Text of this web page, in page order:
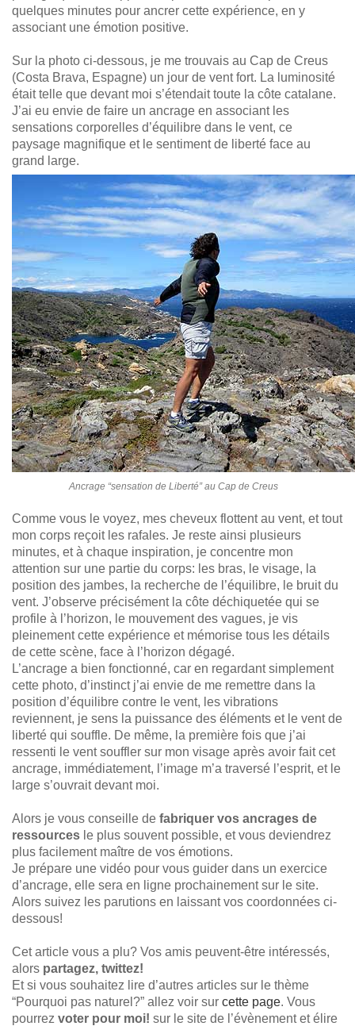
quelques minutes pour ancrer cette expérience, en y
associant une émotion positive.
Sur la photo ci-dessous, je me trouvais au Cap de Creus
(Costa Brava, Espagne) un jour de vent fort. La luminosité
était telle que devant moi s’étendait toute la côte catalane.
J’ai eu envie de faire un ancrage en associant les
sensations corporelles d’équilibre dans le vent, ce
paysage magnifique et le sentiment de liberté face au
grand large.
Ancrage “sensation de Liberté” au Cap de Creus
Comme vous le voyez, mes cheveux flottent au vent, et tout
mon corps reçoit les rafales. Je reste ainsi plusieurs
minutes, et à chaque inspiration, je concentre mon
attention sur une partie du corps: les bras, le visage, la
position des jambes, la recherche de l’équilibre, le bruit du
vent. J’observe précisément la côte déchiquetée qui se
profile à l’horizon, le mouvement des vagues, je vis
pleinement cette expérience et mémorise tous les détails
de cette scène, face à l’horizon dégagé.
L’ancrage a bien fonctionné, car en regardant simplement
cette photo, d’instinct j’ai envie de me remettre dans la
position d’équilibre contre le vent, les vibrations
reviennent, je sens la puissance des éléments et le vent de
liberté qui souffle. De même, la première fois que j’ai
ressenti le vent souffler sur mon visage après avoir fait cet
ancrage, immédiatement, l’image m’a traversé l’esprit, et le
large s’ouvrait devant moi.
Alors je vous conseille de fabriquer vos ancrages de
ressources le plus souvent possible, et vous deviendrez
plus facilement maître de vos émotions.
Je prépare une vidéo pour vous guider dans un exercice
d’ancrage, elle sera en ligne prochainement sur le site.
Alors suivez les parutions en laissant vos coordonnées ci-
dessous!
Cet article vous a plu? Vos amis peuvent-être intéressés,
alors partagez, twittez!
Et si vous souhaitez lire d’autres articles sur le thème
“Pourquoi pas naturel?” allez voir sur cette page. Vous
pourrez voter pour moi! sur le site de l’évènement et élire